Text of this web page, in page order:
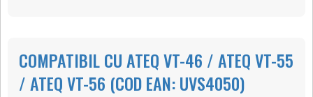
COMPATIBIL CU ATEQ VT-46 / ATEQ VT-55
/ ATEQ VT-56 (COD EAN: UVS4050)